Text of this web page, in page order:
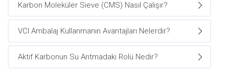
Karbon Moleküler Sieve (CMS) Nasıl Çalışır?
VCI Ambalaj Kullanmanın Avantajları Nelerdir?
Aktif Karbonun Su Arıtmadaki Rolü Nedir?